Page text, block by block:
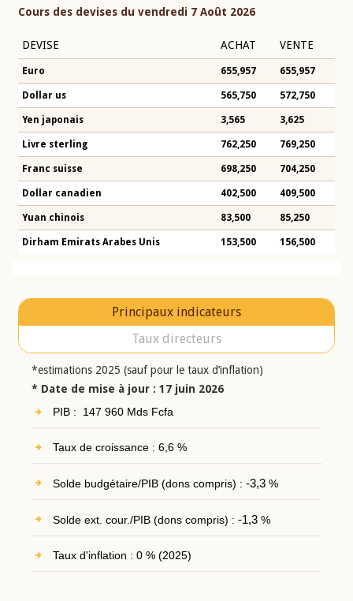
Cours des devises du vendredi 7 Août 2026
DEVISE ACHAT VENTE
Euro 655,957 655,957
Dollar us 565,750 572,750
Yen japonais 3,565 3,625
Livre sterling 762,250 769,250
Franc suisse 698,250 704,250
Dollar canadien 402,500 409,500
Yuan chinois 83,500 85,250
Dirham Emirats Arabes Unis 153,500 156,500
Principaux indicateurs
Taux directeurs
*estimations 2025 (sauf pour le taux d’inflation)
* Date de mise à jour : 17 juin 2026
PIB : 147 960 Mds Fcfa
Taux de croissance : 6,6 %
Solde budgétaire/PIB (dons compris) : -3,3%
Solde ext. cour./PIB (dons compris) : -1,3%
Taux d'inflation : 0 % (2025)